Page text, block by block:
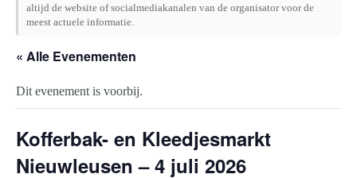
altijd de website of socialmediakanalen van de organisator voor de
meest actuele informatie.
« Alle Evenementen
Dit evenement is voorbij.
Kofferbak- en Kleedjesmarkt
Nieuwleusen – 4 juli 2026